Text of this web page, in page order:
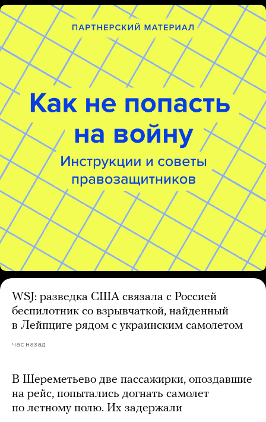
WSJ: разведка США связала с Россией
беспилотник со взрывчаткой, найденный
в Лейпциге рядом с украинским самолетом
час назад
В Шереметьево две пассажирки, опоздавшие
на рейс, попытались догнать самолет
по летному полю. Их задержали